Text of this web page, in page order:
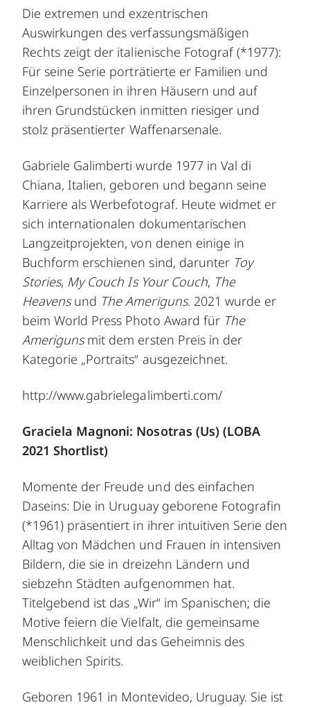
Die extremen und exzentrischen
Auswirkungen des verfassungsmäßigen
Rechts zeigt der italienische Fotograf (*1977):
Für seine Serie porträtierte er Familien und
Einzelpersonen in ihren Häusern und auf
ihren Grundstücken inmitten riesiger und
stolz präsentierter Waffenarsenale.
Gabriele Galimberti wurde 1977 in Val di
Chiana, Italien, geboren und begann seine
Karriere als Werbefotograf. Heute widmet er
sich internationalen dokumentarischen
Langzeitprojekten, von denen einige in
Buchform erschienen sind, darunter Toy
Stories, My Couch Is Your Couch, The
Heavensund The Ameriguns. 2021 wurde er
beim World Press Photo Award für The
Amerigunsmit dem ersten Preis in der
Kategorie „Portraits“ ausgezeichnet.
http://www.gabrielegalimberti.com/
Graciela Magnoni: Nosotras (Us) (LOBA
2021 Shortlist)
Momente der Freude und des einfachen
Daseins: Die in Uruguay geborene Fotografin
(*1961) präsentiert in ihrer intuitiven Serie den
Alltag von Mädchen und Frauen in intensiven
Bildern, die sie in dreizehn Ländern und
siebzehn Städten aufgenommen hat.
Titelgebend ist das „Wir“ im Spanischen; die
Motive feiern die Vielfalt, die gemeinsame
Menschlichkeit und das Geheimnis des
weiblichen Spirits.
Geboren 1961 in Montevideo, Uruguay. Sie ist